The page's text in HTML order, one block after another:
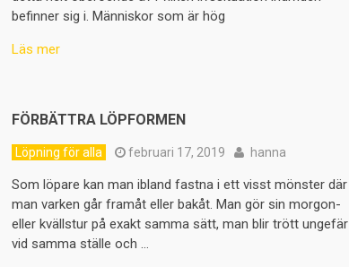
befinner sig i. Människor som är hög
Läs mer
FÖRBÄTTRA LÖPFORMEN
Löpning för alla februari 17, 2019 hanna
Som löpare kan man ibland fastna i ett visst mönster där
man varken går framåt eller bakåt. Man gör sin morgon-
eller kvällstur på exakt samma sätt, man blir trött ungefär
vid samma ställe och …